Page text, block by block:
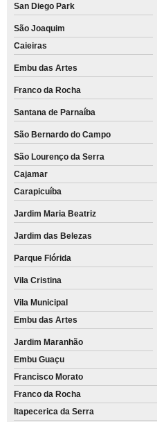
San Diego Park
São Joaquim
Caieiras
Embu das Artes
Franco da Rocha
Santana de Parnaíba
São Bernardo do Campo
São Lourenço da Serra
Cajamar
Carapicuíba
Jardim Maria Beatriz
Jardim das Belezas
Parque Flórida
Vila Cristina
Vila Municipal
Embu das Artes
Jardim Maranhão
Embu Guaçu
Francisco Morato
Franco da Rocha
Itapecerica da Serra